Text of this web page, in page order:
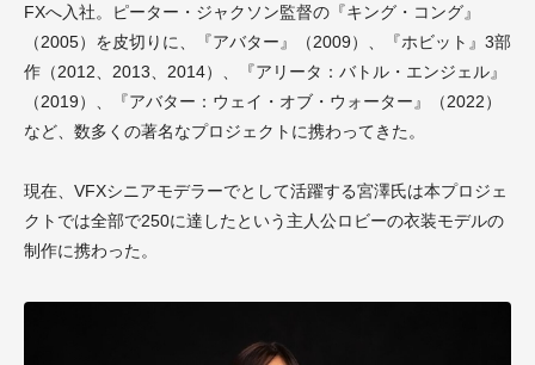
FXへ入社。ピーター・ジャクソン監督の『キング・コング』
（2005）を皮切りに、『アバター』（2009）、『ホビット』3部
作（2012、2013、2014）、『アリータ：バトル・エンジェル』
（2019）、『アバター：ウェイ・オブ・ウォーター』（2022）
など、数多くの著名なプロジェクトに携わってきた。
現在、VFXシニアモデラーでとして活躍する宮澤氏は本プロジェ
クトでは全部で250に達したという主人公ロビーの衣装モデルの
制作に携わった。